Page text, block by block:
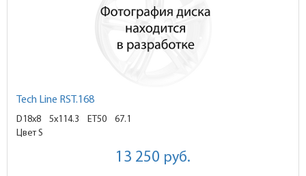
Tech Line RST.168
D18x8 5x114.3 ET50
67.1
Цвет S
13 250 руб.